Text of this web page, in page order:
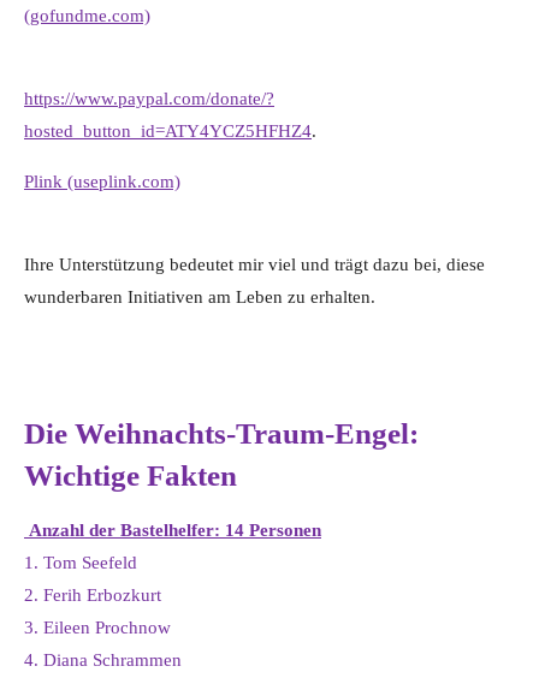
(gofundme.com)
https://www.paypal.com/donate/?
hosted_button_id=ATY4YCZ5HFHZ4.
Plink (useplink.com)
Ihre Unterstützung bedeutet mir viel und trägt dazu bei, diese
wunderbaren Initiativen am Leben zu erhalten.
Die Weihnachts-Traum-Engel:
Wichtige Fakten
Anzahl der Bastelhelfer: 14 Personen
1. Tom Seefeld
2. Ferih Erbozkurt
3. Eileen Prochnow
4. Diana Schrammen